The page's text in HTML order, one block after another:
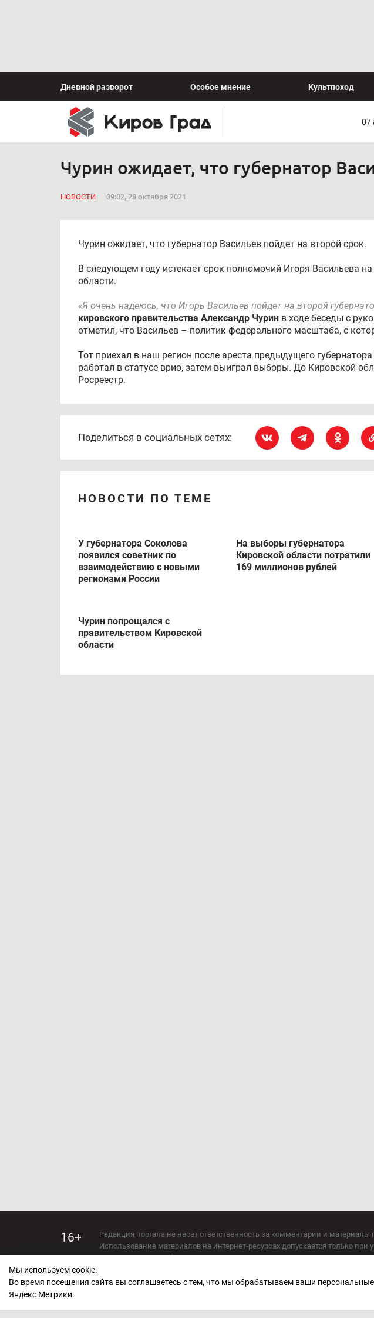
Дневной разворот Особое мнение Культпоход
07
Чурин ожидает, что губернатор
НОВОСТИ 09:02, 28 октября 2021
Чурин ожидает, что губернатор Васильев пойдет на второй срок.
В следующем году истекает срок полномочий Игоря Васильева
области.
«Я очень надеюсь, что Игорь Васильев пойдет на второй
кировского правительства Александр Чурин в ходе беседы с
отметил, что Васильев – политик федерального масштаба, с
Тот приехал в наш регион после ареста предыдущего
работал в статусе врио, затем выиграл выборы. До Кировской
Росреестр.
Поделиться в социальных сетях:
НОВОСТИ ПО ТЕМЕ
У губернатора Соколова
появился советник по
взаимодействию с новыми
регионами России
На выборы губернатора
Кировской области потратили
169 миллионов рублей
Чурин попрощался с
правительством Кировской
области
16+
Редакция портала не несет ответственность за комментарии и
Использование материалов на интернет-ресурсах допускается только при
Использование любых материалов настоящего СМИ допускается только
СМИ зарегистрировано Федеральной службой по надзору в сфере
Мы используем cookie.
Во время посещения сайта вы соглашаетесь с тем, что мы обрабатываем ваши
Яндекс Метрики.